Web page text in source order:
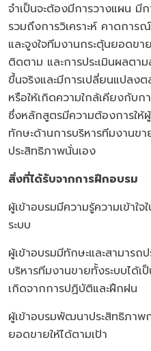
จำเป็นจะต้องมีการวางแผน มี
รวมถึงการวิเคราะห์ คาดกา
และจูงใจทีมงานกระตุ้นยอดขา
ติดตาม และการประเมินผลต
ขึ้นจริงและมีการเปลี่ยนแปลง
หรือให้เกิดความใกล้เคียงกับก
ซึ่งหลักสูตรมีความต้องการให้ผู้
ทักษะด้านการบริหารทีมงานข
ประสิทธิภาพนั่นเอง
สิ่งที่ได้รับจากการฝึกอบรม
ผู้เข้าอบรมมีความรู้ความเข้าใ
ระบบ
ผู้เข้าอบรมมีทักษะและสามารถ
บริหารทีมงานขายทั้งระบบได้
เกิดจากการปฏิบัติและฝึกฝน
ผู้เข้าอบรมพัฒนาประสิทธิภาพ
ยอดขายให้ได้ตามเป้า